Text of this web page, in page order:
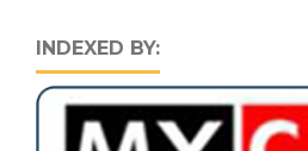
INDEXED BY: